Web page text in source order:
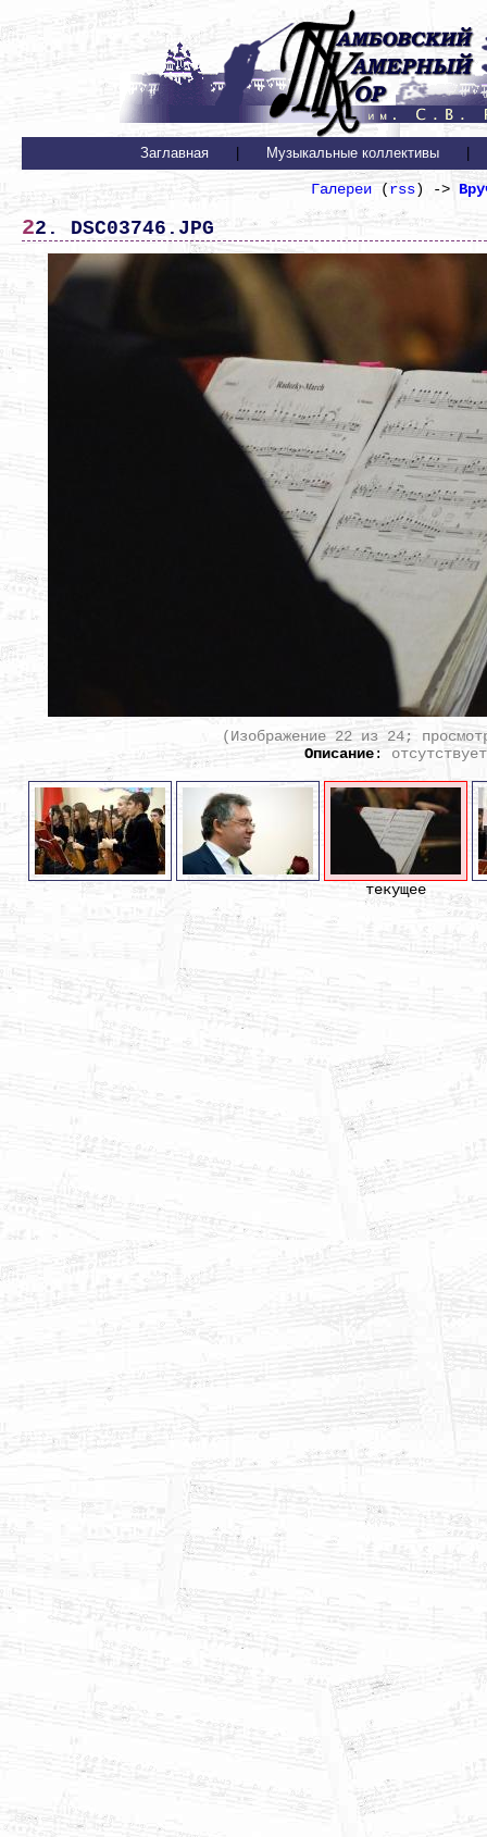
Заглавная Музыкальные коллективы
Галереи (rss) ->
22. DSC03746.JPG
(Изображение 22 из 24;
Описание: отсутствует
текущее